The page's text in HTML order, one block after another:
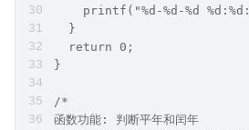
printf("%d-%d-%d
  }
  return 0;
}
/*
函数功能: 判断平年和闰年